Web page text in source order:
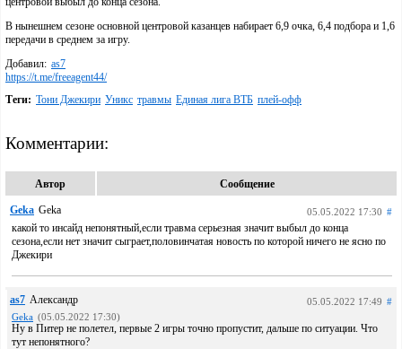
В нынешнем сезоне основной центровой казанцев набирает 6,9 очка, 6,4 подбора и 1,6
передачи в среднем за игру.
Добавил: as7
https://t.me/freeagent44/
Теги: Тони Джекири Уникс травмы Единая лига ВТБ плей-офф
Комментарии:
Автор Сообщение
Geka Geka 05.05.2022 17:30 #
какой то инсайд непонятный,если травма серьезная значит выбыл до конца
сезона,если нет значит сыграет,половинчатая новость по которой ничего не ясно по
Джекири
as7 Александр 05.05.2022 17:49 #
Geka (05.05.2022 17:30)
Ну в Питер не полетел, первые 2 игры точно пропустит, дальше по ситуации. Что
тут непонятного?